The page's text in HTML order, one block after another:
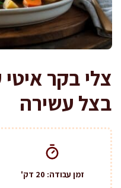
צלי בקר
בצל עשירה
זמן עבודה: 20 דק'